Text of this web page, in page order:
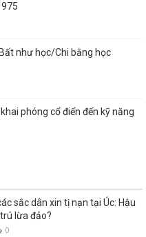
như học/Chi bằng học
phóng cổ điển đến kỹ năng
sắc dân xin tị nạn tại Úc: Hậu
lừa đảo?
0